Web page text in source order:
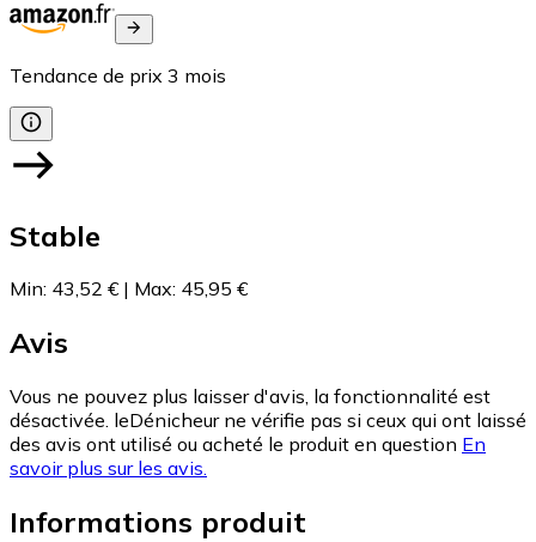
Tendance de prix 3 mois
Stable
Min: 43,52 € | Max: 45,95 €
Avis
Vous ne pouvez plus laisser d'avis, la fonctionnalité est
désactivée. leDénicheur ne vérifie pas si ceux qui ont laissé
des avis ont utilisé ou acheté le produit en question En
savoir plus sur les avis.
Informations produit